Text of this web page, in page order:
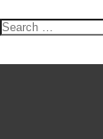
Search